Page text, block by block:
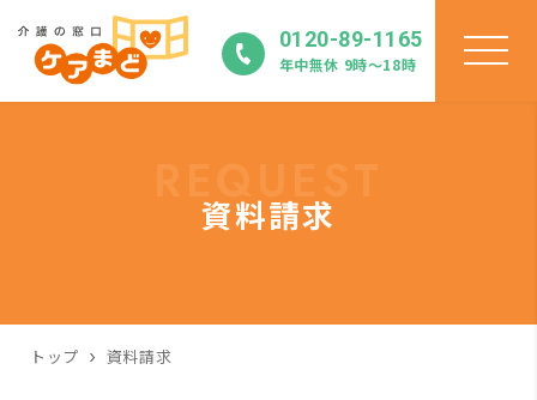
0120-89-1165
年中無休 9時〜18時
資料請求
トップ 資料請求